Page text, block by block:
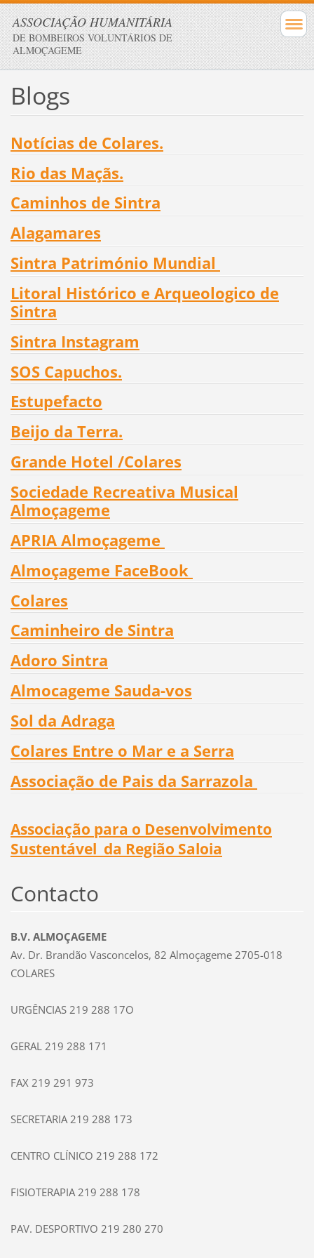
ASSOCIAÇÃO HUMANITÁRIA
DE BOMBEIROS VOLUNTÁRIOS DE
ALMOÇAGEME
Blogs
Notícias de Colares.
Rio das Maçãs.
Caminhos de Sintra
Alagamares
Sintra Património Mundial
Litoral Histórico e Arqueologico de
Sintra
Sintra Instagram
SOS Capuchos.
Estupefacto
Beijo da Terra.
Grande Hotel /Colares
Sociedade Recreativa Musical
Almoçageme
APRIA Almoçageme
Almoçageme FaceBook
Colares
Caminheiro de Sintra
Adoro Sintra
Almocageme Sauda-vos
Sol da Adraga
Colares Entre o Mar e a Serra
Associação de Pais da Sarrazola
Associação para o Desenvolvimento
Sustentável da Região Saloia
Contacto
B.V. ALMOÇAGEME
Av. Dr. Brandão Vasconcelos, 82 Almoçageme 2705-018
COLARES
URGÊNCIAS 219 288 17O
GERAL 219 288 171
FAX 219 291 973
SECRETARIA 219 288 173
CENTRO CLÍNICO 219 288 172
FISIOTERAPIA 219 288 178
PAV. DESPORTIVO 219 280 270